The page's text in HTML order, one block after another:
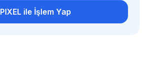
PIXEL ile İşlem Yap